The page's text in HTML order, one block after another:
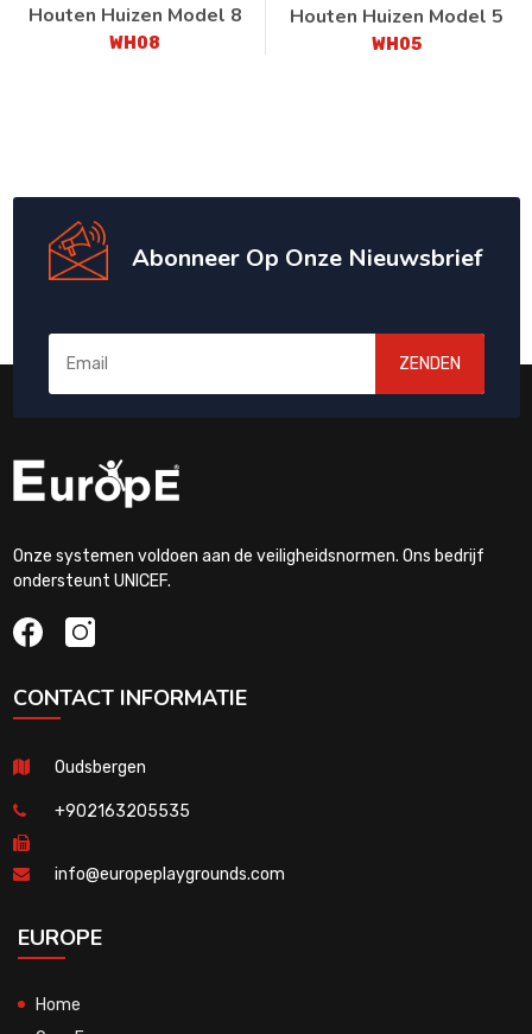
Houten Huizen Model 8
WH08
Houten Huizen Model 5
WH05
Abonneer Op Onze Nieuwsbrief
ZENDEN
Onze systemen voldoen aan de veiligheidsnormen. Ons bedrijf
ondersteunt UNICEF.
CONTACT INFORMATIE
Oudsbergen
+902163205535
info@europeplaygrounds.com
EUROPE
Home